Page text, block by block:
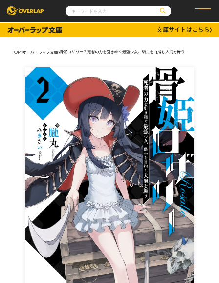
コミックガルド
コミッククリエ
文庫
ノベルス
その他
コミックエッセイ
ポケットモンスター
アニメ
通販・NEWS
OVERLAP STORE
オーバーラップ広報室
企業
会社概要
採用情報
オーバーラップホールディングス
お問い合わせはこちら
オーバーラップ文庫
オーバーラップノベルス
オーバーラップノベルスf
ロサージュノベルス
文庫サイトはこちら
TOP オーバーラップ文庫 骨姫ロザリー 2.死者の力を引き継ぐ最強少女、騎士を目指し大海を舞う